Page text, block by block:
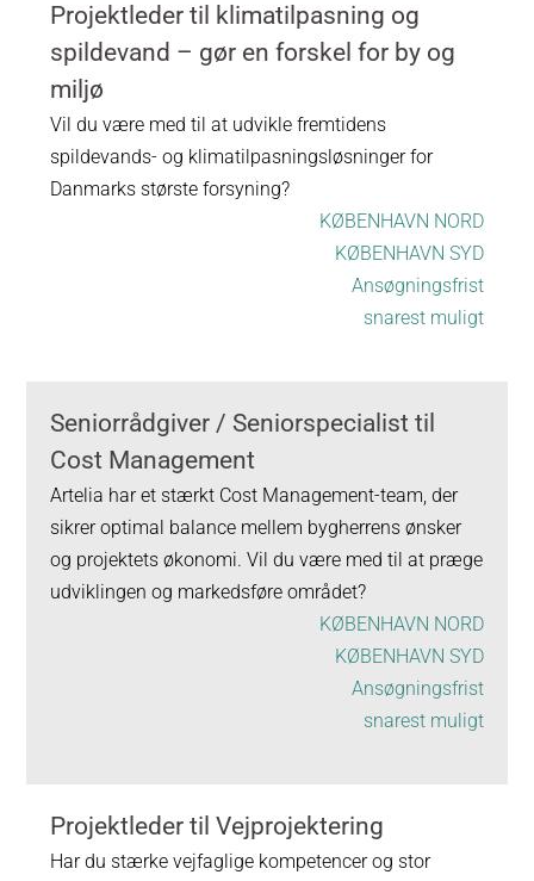
Projektleder til klimatilpasning og
spildevand – gør en forskel for by og
miljø
Vil du være med til at udvikle fremtidens
spildevands- og klimatilpasningsløsninger for
Danmarks største forsyning?
KØBENHAVN NORD
KØBENHAVN SYD
Ansøgningsfrist
snarest muligt
Seniorrådgiver / Seniorspecialist til
Cost Management
Artelia har et stærkt Cost Management-team, der
sikrer optimal balance mellem bygherrens ønsker
og projektets økonomi. Vil du være med til at præge
udviklingen og markedsføre området?
KØBENHAVN NORD
KØBENHAVN SYD
Ansøgningsfrist
snarest muligt
Projektleder til Vejprojektering
Har du stærke vejfaglige kompetencer og stor